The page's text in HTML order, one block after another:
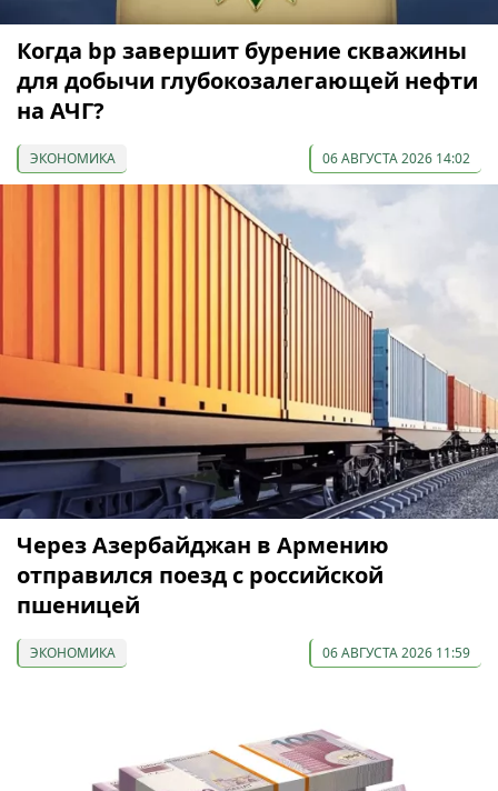
Когда bp завершит бурение скважины
для добычи глубокозалегающей нефти
на АЧГ?
ЭКОНОМИКА 06 АВГУСТА 2026 14:02
Через Азербайджан в Армению
отправился поезд с российской
пшеницей
ЭКОНОМИКА 06 АВГУСТА 2026 11:59